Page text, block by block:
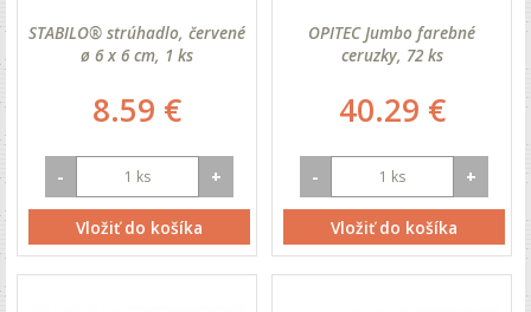
STABILO® strúhadlo, červené
ø 6 x 6 cm, 1 ks
8.59 €
- +
Vložiť do košíka
OPITEC Jumbo farebné
ceruzky, 72 ks
40.29 €
- +
Vložiť do košíka